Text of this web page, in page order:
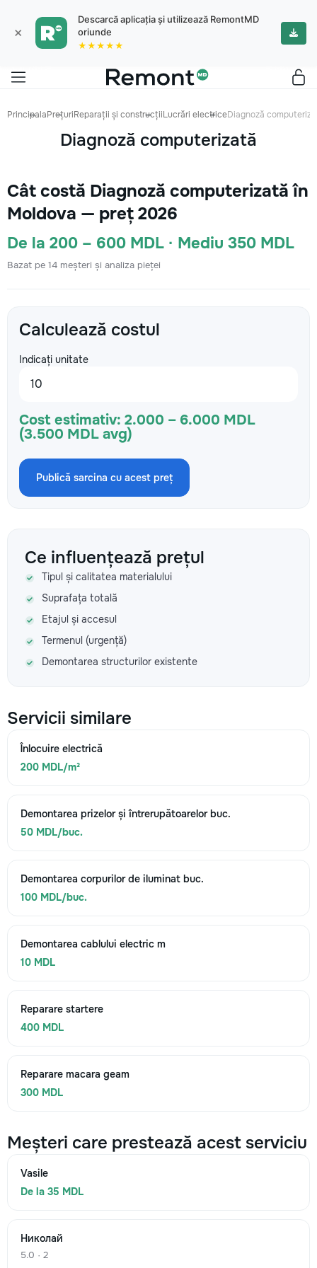
×
Descarcă aplicația și utilizează RemontMD
oriunde
★★★★★
PrincipalaPrețuriReparații și construcțiiLucrări electriceDiagnoză
Diagnoză computerizată
Cât costă Diagnoză computerizată în
Moldova — preț 2026
De la 200 – 600 MDL · Mediu 350 MDL
Bazat pe 14 meșteri și analiza pieței
Calculează costul
Indicați unitate
Cost estimativ: 2.000 – 6.000 MDL
(3.500 MDL avg)
Publică sarcina cu acest preț
Ce influențează prețul
Tipul și calitatea materialului
Suprafața totală
Etajul și accesul
Termenul (urgență)
Demontarea structurilor existente
Servicii similare
Înlocuire electrică
200 MDL/m²
Demontarea prizelor și întrerupătoarelor buc.
50 MDL/buc.
Demontarea corpurilor de iluminat buc.
100 MDL/buc.
Demontarea cablului electric m
10 MDL
Reparare startere
400 MDL
Reparare macara geam
300 MDL
Meșteri care prestează acest serviciu
Vasile
De la 35 MDL
Николай
5.0 · 2